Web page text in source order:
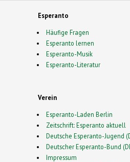
Esperanto
Häufige Fragen
Esperanto lernen
Esperanto-Musik
Esperanto-Literatur
Verein
Esperanto-Laden Berlin
Zeitschrift: Esperanto aktuell
Deutsche Esperanto-Jugend
Deutscher Esperanto-Bund
Impressum